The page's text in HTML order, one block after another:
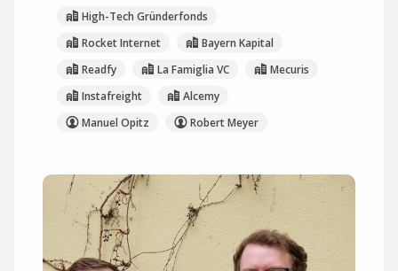
High-Tech Gründerfonds
Rocket Internet
Bayern Kapital
Readfy
La Famiglia VC
Mecuris
Instafreight
Alcemy
Manuel Opitz
Robert Meyer